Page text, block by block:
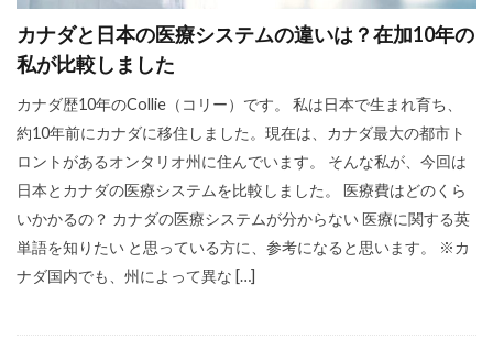
カナダと日本の医療システムの違いは？在加10年の
私が比較しました
カナダ歴10年のCollie（コリー）です。 私は日本で生まれ育ち、
約10年前にカナダに移住しました。現在は、カナダ最大の都市ト
ロントがあるオンタリオ州に住んでいます。 そんな私が、今回は
日本とカナダの医療システムを比較しました。 医療費はどのくら
いかかるの？ カナダの医療システムが分からない 医療に関する英
単語を知りたい と思っている方に、参考になると思います。 ※カ
ナダ国内でも、州によって異な […]